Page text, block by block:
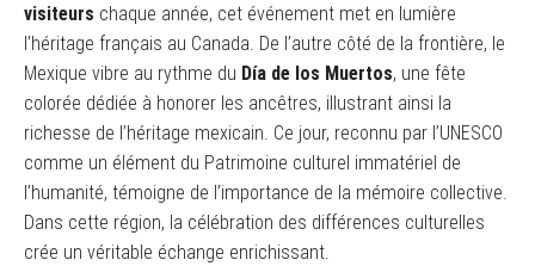
visiteurs chaque année, cet événement met en lumière
l’héritage français au Canada. De l’autre côté de la frontière, le
Mexique vibre au rythme du Día de los Muertos, une fête
colorée dédiée à honorer les ancêtres, illustrant ainsi la
richesse de l’héritage mexicain. Ce jour, reconnu par l’UNESCO
comme un élément du Patrimoine culturel immatériel de
l’humanité, témoigne de l’importance de la mémoire collective.
Dans cette région, la célébration des différences culturelles
crée un véritable échange enrichissant.